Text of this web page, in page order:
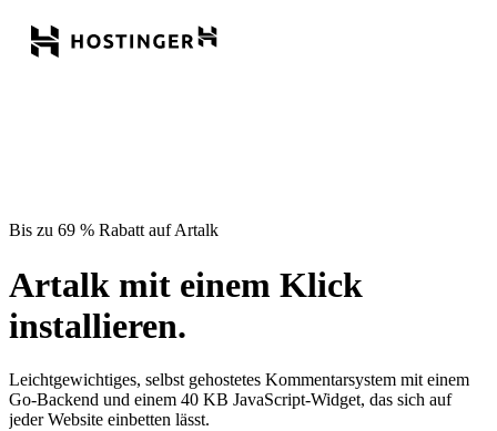
Bis zu 69 % Rabatt auf Artalk
Artalk mit einem Klick
installieren.
Leichtgewichtiges, selbst gehostetes Kommentarsystem mit einem
Go-Backend und einem 40 KB JavaScript-Widget, das sich auf
jeder Website einbetten lässt.